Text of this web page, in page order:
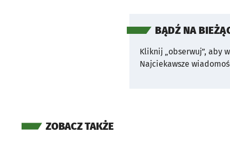
BĄDŹ NA
Kliknij „obserwuj”, aby
Najciekawsze
ZOBACZ TAKŻE